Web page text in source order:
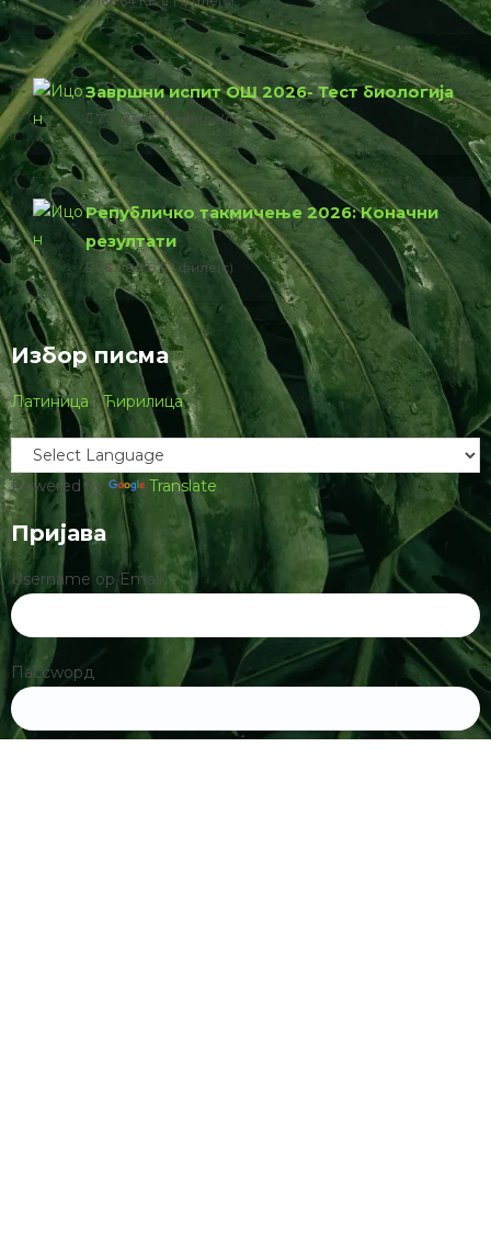
Завршни испит ОШ 2026- Тест биологија
774.23 КБ 1 филе(с)
Републичко такмичење 2026: Коначни
резултати
76.00 КБ 1 филе(с)
Избор писма
Латиница |Ћирилица
Powered by Translate
Пријава
Username ор Email
Пассwорд